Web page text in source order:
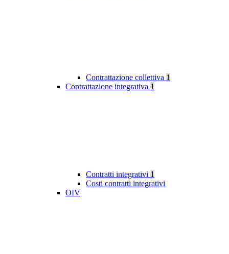
Contrattazione collettiva 1
Contrattazione integrativa 1
Contratti integrativi 1
Costi contratti integrativi
OIV